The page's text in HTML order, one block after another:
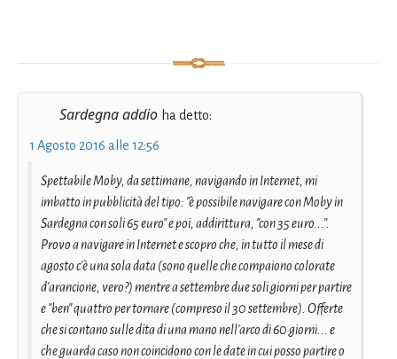
Sardegna addio ha detto:
1 Agosto 2016 alle 12:56
Spettabile Moby, da settimane, navigando in Internet, mi
imbatto in pubblicità del tipo: "è possibile navigare con Moby in
Sardegna con soli 65 euro" e poi, addirittura, "con 35 euro...".
Provo a navigare in Internet e scopro che, in tutto il mese di
agosto c'è una sola data (sono quelle che compaiono colorate
d'arancione, vero?) mentre a settembre due soli giorni per partire
e "ben" quattro per tornare (compreso il 30 settembre). Offerte
che si contano sulle dita di una mano nell'arco di 60 giorni... e
che guarda caso non coincidono con le date in cui posso partire o